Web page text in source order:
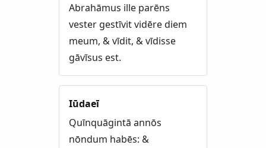
Abrahāmus ille parēns
vester gestīvit vidēre diem
meum, & vīdit, & vīdisse
gāvīsus est.
Iūdaeī
Quīnquāgintā annōs
nōndum habēs: &